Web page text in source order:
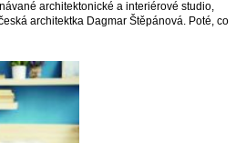
architektonické a interiérové studio,
architektka Dagmar Štěpánová. Poté, co